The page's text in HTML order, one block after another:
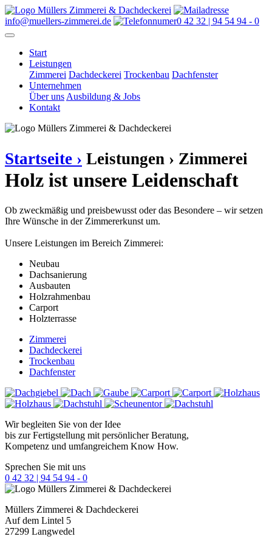
info@muellers-zimmerei.de 0 42 32 | 94 54 94 - 0
Start
Leistungen
Zimmerei Dachdeckerei Trockenbau Dachfenster
Unternehmen
Über uns Ausbildung & Jobs
Kontakt
Startseite › Leistungen › Zimmerei
Holz ist unsere Leidenschaft
Ob zweckmäßig und preisbewusst oder das Besondere – wir setzen
Ihre Wünsche in der Zimmererkunst um.
Unsere Leistungen im Bereich Zimmerei:
Neubau
Dachsanierung
Ausbauten
Holzrahmenbau
Carport
Holzterrasse
Zimmerei
Dachdeckerei
Trockenbau
Dachfenster
Wir begleiten Sie von der Idee
bis zur Fertigstellung mit persönlicher Beratung,
Kompetenz und umfangreichem Know How.
Sprechen Sie mit uns
0 42 32 | 94 54 94 - 0
Müllers Zimmerei & Dachdeckerei
Auf dem Lintel 5
27299 Langwedel